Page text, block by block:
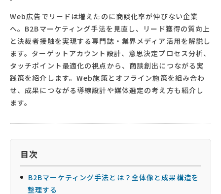
Web広告でリードは増えたのに商談化率が伸びない企業
へ。B2Bマーケティング手法を見直し、リード獲得の質向上
と決裁者接触を実現する専門誌・業界メディア活用を解説し
ます。ターゲットアカウント設計、意思決定プロセス分析、
タッチポイント最適化の視点から、商談創出につながる実
践策を紹介します。Web施策とオフライン施策を組み合わ
せ、成果につながる導線設計や媒体選定の考え方も紹介し
ます。
目次
B2Bマーケティング手法とは？全体像と成果構造を
整理する